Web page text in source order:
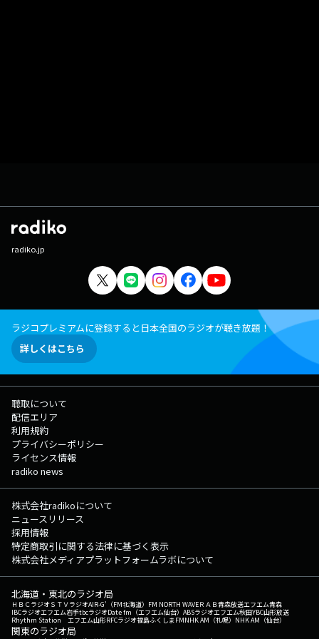
radiko.jp
ラジコプレミアムに登録すると日本全国のラジオが聴き放題！
詳しくはこちら
聴取について
配信エリア
利用規約
プライバシーポリシー
ライセンス情報
radiko news
株式会社radikoについて
ニュースリリース
採用情報
特定商取引に関する法律に基づく表示
株式会社メディアプラットフォームラボについて
北海道・東北のラジオ局
ＨＢＣラジオＳＴＶラジオAIR-G'（FM北海道） FM NORTH WAVEＲＡＢ青森放送エフエム青森
IBCラジオエフエム岩手tbcラジオDate fm（エフエム仙台） ABSラジオエフエム秋田YBC山形放送
Rhythm Station エフエム山形RFCラジオ福島ふくしまFMNHK AM（札幌） NHK AM（仙台）
関東のラジオ局